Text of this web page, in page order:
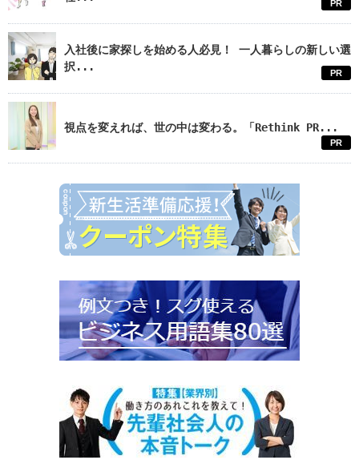
PR
入社後に家探しを始める人必見！ 一人暮らしの新しい選
択...
PR
視点を変えれば、世の中は変わる。「Rethink PR...
PR